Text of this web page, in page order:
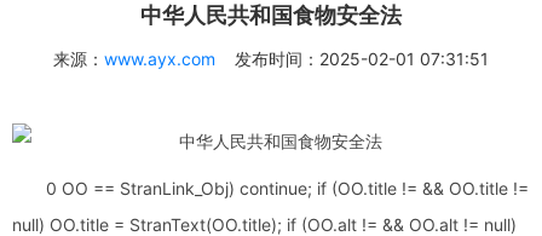
中华人民共和国食物安全法
来源： www.ayx.com 发布时间：2025-02-01 07:31:51
0 OO == StranLink_Obj) continue; if (OO.title != && OO.title !=
null) OO.title = StranText(OO.title); if (OO.alt != && OO.alt != null)